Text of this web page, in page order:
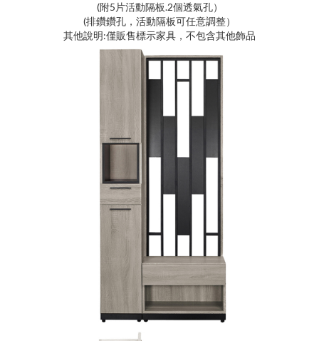
(附5片活動隔板.2個透氣孔）
(排鑽鑽孔，活動隔板可任意調整）
其他說明:僅販售標示家具，不包含其他飾品